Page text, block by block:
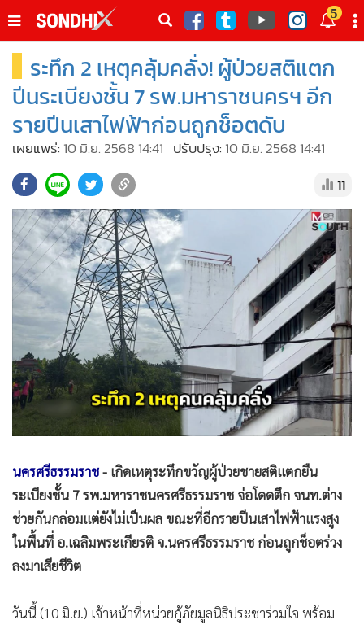
ดต
5
หน้าหลัก
•
SondhiX
Social
• World Talk
• ผู้เฒ่าเล่าเรื่อง
• ข่าวลึกปมลับ
•
Exclusive Health
• ผู้จัดกวน
• น่าสนใจ
• ข่าวอัพเดต
เศรษฐกิจ-ธุรกิจ
• สังคม-โซเชียล
ระทึก 2 เหตุคลุ้มคลั่ง! ผู้ป่วยสติแตก
ปีนระเบียงชั้น 7 รพ.มหาราชนครฯ อีก
รายปีนเสาไฟฟ้าก่อนถูกช็อตดับ
เผยแพร่: 10 มิ.ย. 2568 14:41 ปรับปรุง: 10 มิ.ย. 2568 14:41
11
นครศรีธรรมราช- เกิดเหตุระทึกขวัญผู้ป่วยชายสติแตกยืน
ระเบียงชั้น 7 รพ.มหาราชนครศรีธรรมราช จ่อโดดตึก จนท.ต่าง
ช่วยกันกล่อมแต่ยังไม่เป็นผล ขณะที่อีกรายปีนเสาไฟฟ้าแรงสูง
ในพื้นที่ อ.เฉลิมพระเกียรติ จ.นครศรีธรรมราช ก่อนถูกช็อตร่วง
ลงมาเสียชีวิต
วันนี้ (10 มิ.ย.) เจ้าหน้าที่หน่วยกู้ภัยมูลนิธิประชาร่วมใจ พร้อม